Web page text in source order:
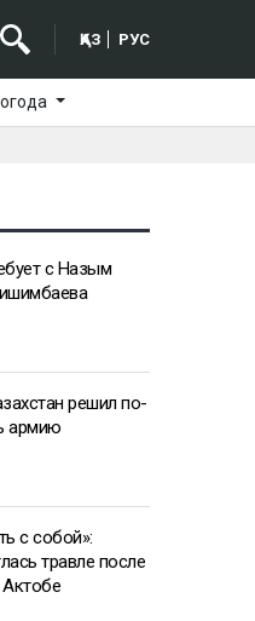
ҚАЗ РУС
с Назым
решил по-
армию
с собой»:
травле после
Актобе